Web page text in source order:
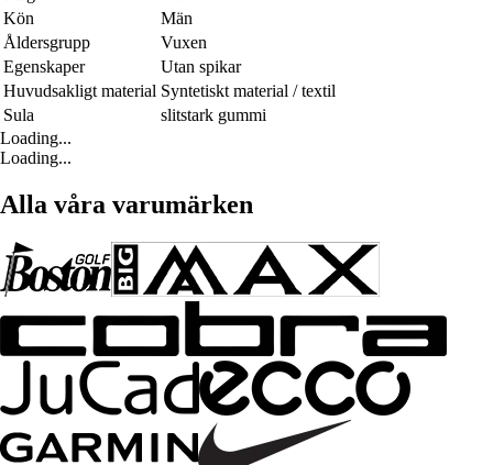
Kön
Män
Åldersgrupp
Vuxen
Egenskaper
Utan spikar
Huvudsakligt material Syntetiskt material / textil
Sula
slitstark gummi
Loading...
Loading...
Alla våra varumärken